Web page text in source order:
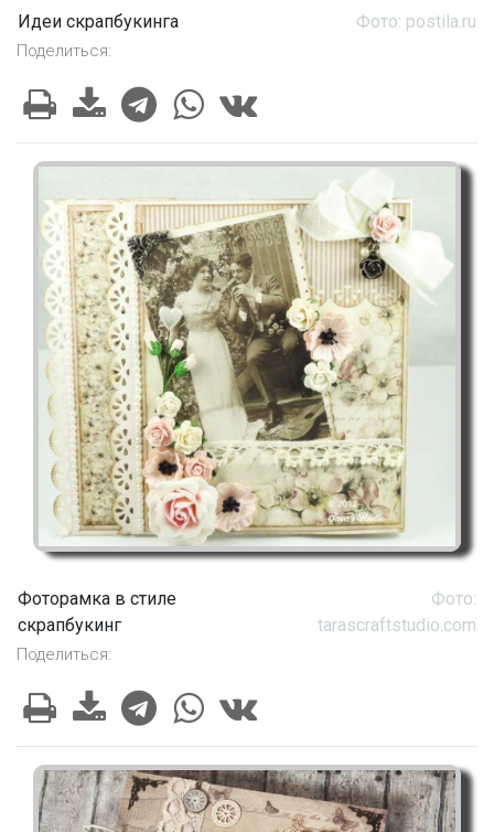
Идеи скрапбукинга Фото: postila.ru
Поделиться:
Фоторамка в стиле
скрапбукинг
Фото:
tarascraftstudio.com
Поделиться: